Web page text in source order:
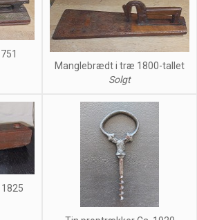
Manglebrædt i træ 1800-tallet
Solgt